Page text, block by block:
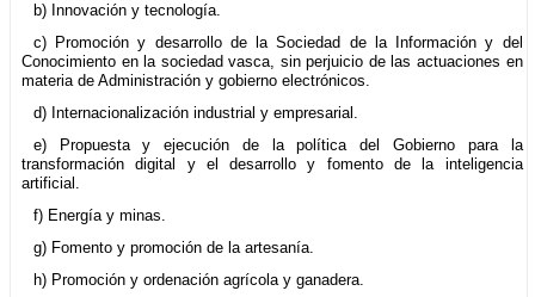
b) Innovación y tecnología.
c) Promoción y desarrollo de la Sociedad de la Información y del
Conocimiento en la sociedad vasca, sin perjuicio de las actuaciones en
materia de Administración y gobierno electrónicos.
d) Internacionalización industrial y empresarial.
e) Propuesta y ejecución de la política del Gobierno para la
transformación digital y el desarrollo y fomento de la inteligencia
artificial.
f) Energía y minas.
g) Fomento y promoción de la artesanía.
h) Promoción y ordenación agrícola y ganadera.